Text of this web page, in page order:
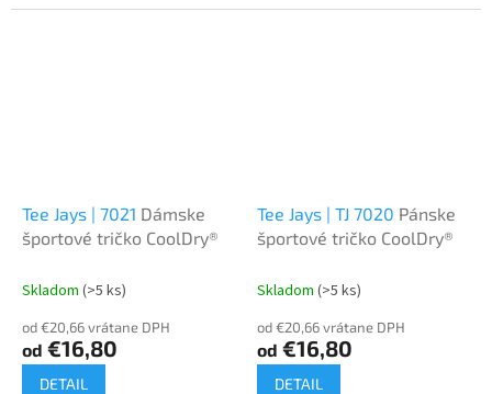
Tee Jays | 7021 Dámske
športové tričko CoolDry®
Skladom (>5 ks)
od €20,66 vrátane DPH
od €16,80
DETAIL
Tee Jays | TJ 7020 Pánske
športové tričko CoolDry®
Skladom (>5 ks)
od €20,66 vrátane DPH
od €16,80
DETAIL